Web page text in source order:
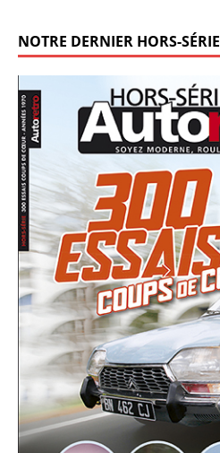
NOTRE DERNIER HORS-SÉRIE